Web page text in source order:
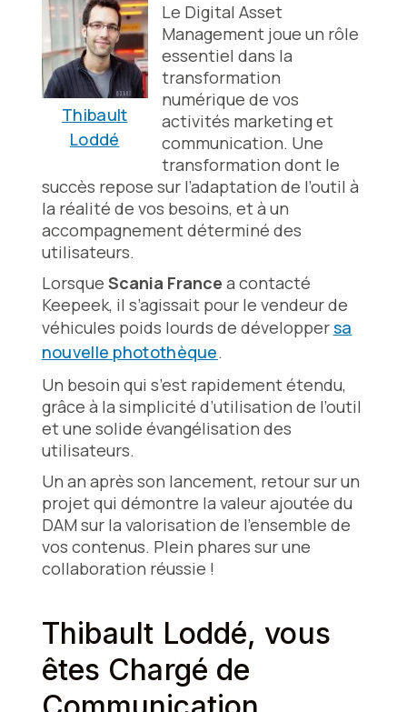
Thibault
Loddé
Le Digital Asset
Management joue un rôle
essentiel dans la
transformation
numérique de vos
activités marketing et
communication. Une
transformation dont le
succès repose sur l’adaptation de l’outil à
la réalité de vos besoins, et à un
accompagnement déterminé des
utilisateurs.
Lorsque Scania France a contacté
Keepeek, il s’agissait pour le vendeur de
véhicules poids lourds de développersa
nouvelle photothèque.
Un besoin qui s’est rapidement étendu,
grâce à la simplicité d’utilisation de l’outil
et une solide évangélisation des
utilisateurs.
Un an après son lancement, retour sur un
projet qui démontre la valeur ajoutée du
DAM sur la valorisation de l’ensemble de
vos contenus. Plein phares sur une
collaboration réussie !
Thibault Loddé, vous
êtes Chargé de